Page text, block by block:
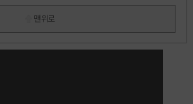
맨 위로